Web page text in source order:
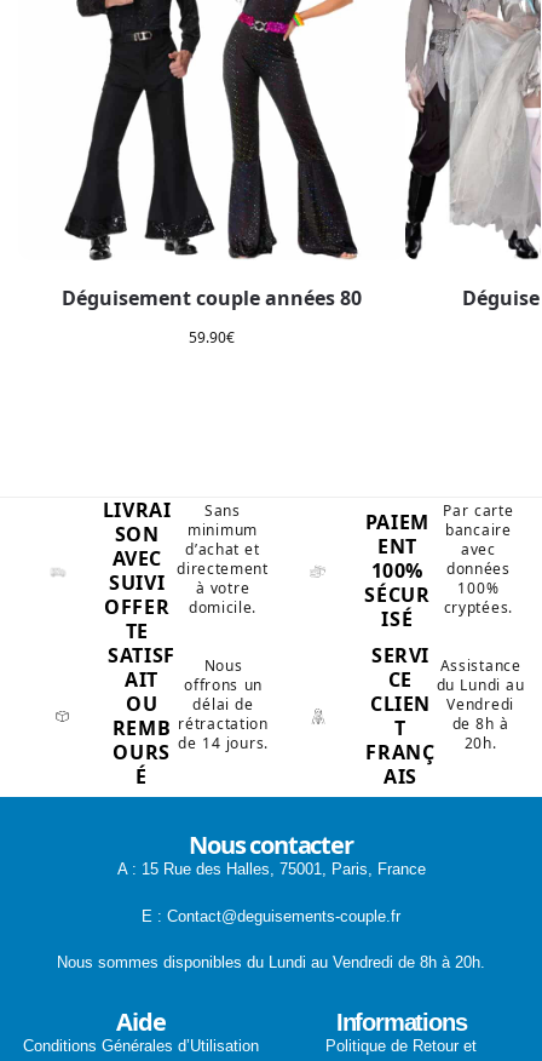
Déguisement couple années 80
59.90€
LIVRAI
SON
AVEC
SUIVI
OFFER
TE
Sans
minimum
d’achat et
directement
à votre
domicile.
PAIEM
ENT
100%
SÉCUR
ISÉ
Par carte
bancaire
avec
données
100%
cryptées.
SATISF
AIT
OU
REMB
OURS
É
Nous
offrons un
délai de
rétractation
de 14 jours.
SERVI
CE
CLIEN
T
FRANÇ
AIS
Assistance
du Lundi au
Vendredi
de 8h à
20h.
Nous contacter
A : 15 Rue des Halles, 75001, Paris, France
E : Contact@deguisements-couple.fr
Nous sommes disponibles du Lundi au Vendredi de 8h à 20h.
Aide
Conditions Générales d’Utilisation
Informations
Politique de Retour et